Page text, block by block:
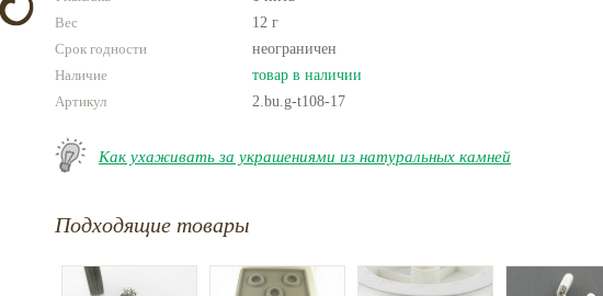
Вес
12 г
Срок годности
неограничен
Наличие
товар в наличии
Артикул
2.bu.g-t108-17
Как ухаживать за украшениями из натуральных камней
Подходящие товары